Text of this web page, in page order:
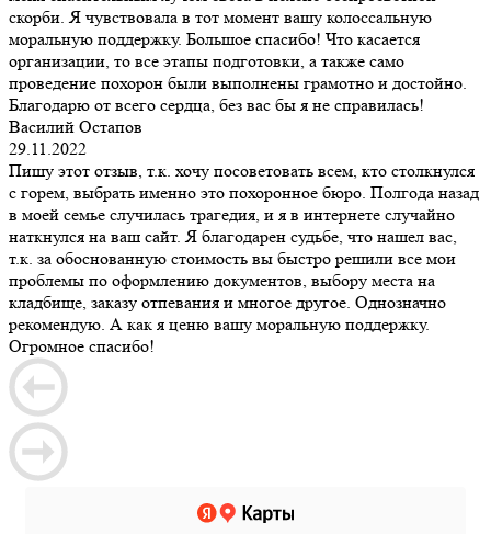
скорби. Я чувствовала в тот момент вашу колоссальную
моральную поддержку. Большое спасибо! Что касается
организации, то все этапы подготовки, а также само
проведение похорон были выполнены грамотно и достойно.
Благодарю от всего сердца, без вас бы я не справилась!
Василий Остапов
29.11.2022
Пишу этот отзыв, т.к. хочу посоветовать всем, кто столкнулся
с горем, выбрать именно это похоронное бюро. Полгода назад
в моей семье случилась трагедия, и я в интернете случайно
наткнулся на ваш сайт. Я благодарен судьбе, что нашел вас,
т.к. за обоснованную стоимость вы быстро решили все мои
проблемы по оформлению документов, выбору места на
кладбище, заказу отпевания и многое другое. Однозначно
рекомендую. А как я ценю вашу моральную поддержку.
Огромное спасибо!